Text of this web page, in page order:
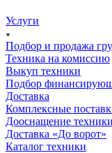
Услуги
Подбор и продажа
Техника на комиссию
Выкуп техники
Подбор
Доставка
Комплексные
Дооснащение техники
Доставка «До ворот»
Каталог техники